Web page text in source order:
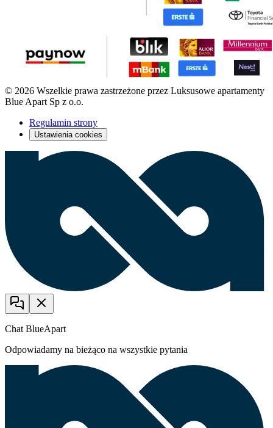
© 2026 Wszelkie prawa zastrzeżone przez Luksusowe apartamenty
Blue Apart Sp z o.o.
Regulamin strony
Ustawienia cookies
Chat BlueApart
Odpowiadamy na bieżąco na wszystkie pytania